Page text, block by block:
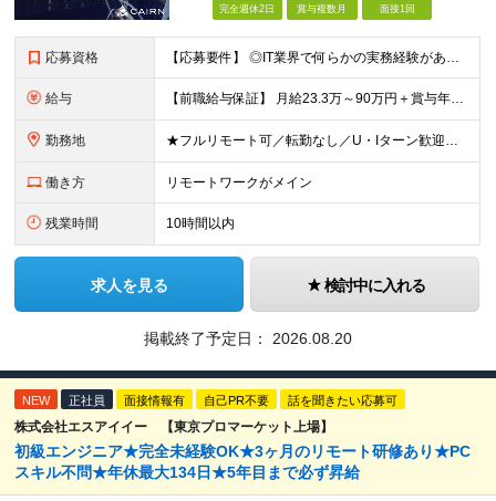
完全週休2日 賞与複数月 面接1回
応募資格 【応募要件】 ◎IT業界で何らかの実務経験がある方 └2～3ヶ月の実務経験のある方は歓迎します！ 例）PCキッティングやモバイル通信基地局の業務経験者など インフラエンジニアとしてご経験のある方は、
給与 【前職給与保証】 月給23.3万～90万円＋賞与年2回＋インセンティブ ★年収1000万円以上の実績あり！ ※上記月給には月20～30時間分（2万9,300円～21万7,900円）の固定残業代を含み
勤務地 ★フルリモート可／転勤なし／U・Iターン歓迎★ ◎勤務地は相談の上、ご自宅近くに調整します！ 【勤務地】 本社、または東京／埼玉／千葉／神奈川／愛知／仙台のクライアント先 ◎完全在宅（フルリモート）
働き方 リモートワークがメイン
残業時間 10時間以内
求人を見る 検討中に入れる
掲載終了予定日： 2026.08.20
NEW 正社員 面接情報有 自己PR不要 話を聞きたい応募可
株式会社エスアイイー 【東京プロマーケット上場】
初級エンジニア★完全未経験OK★3ヶ月のリモート研修あり★PC
スキル不問★年休最大134日★5年目まで必ず昇給